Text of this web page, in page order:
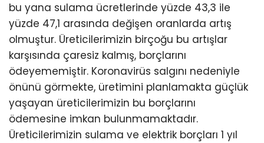
bu yana sulama ücretlerinde yüzde 43,3 ile
yüzde 47,1 arasında değişen oranlarda artış
olmuştur. Üreticilerimizin birçoğu bu artışlar
karşısında çaresiz kalmış, borçlarını
ödeyememiştir. Koronavirüs salgını nedeniyle
önünü görmekte, üretimini planlamakta güçlük
yaşayan üreticilerimizin bu borçlarını
ödemesine imkan bulunmamaktadır.
Üreticilerimizin sulama ve elektrik borçları 1 yıl